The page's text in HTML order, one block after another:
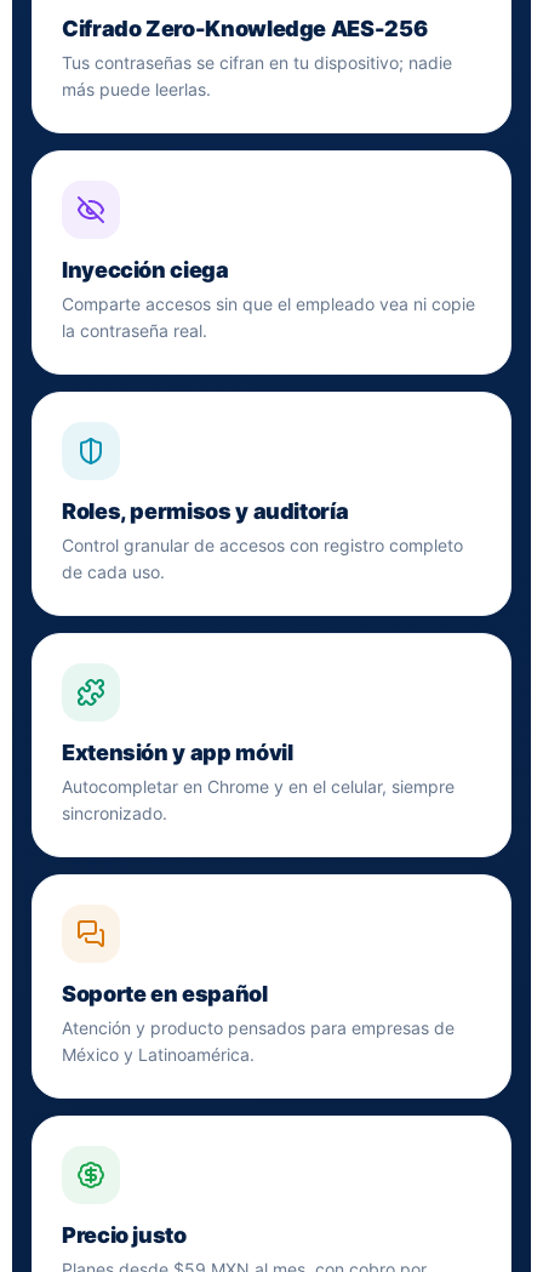
Cifrado Zero-Knowledge AES-256
Tus contraseñas se cifran en tu dispositivo; nadie
más puede leerlas.
Inyección ciega
Comparte accesos sin que el empleado vea ni copie
la contraseña real.
Roles, permisos y auditoría
Control granular de accesos con registro completo
de cada uso.
Extensión y app móvil
Autocompletar en Chrome y en el celular, siempre
sincronizado.
Soporte en español
Atención y producto pensados para empresas de
México y Latinoamérica.
Precio justo